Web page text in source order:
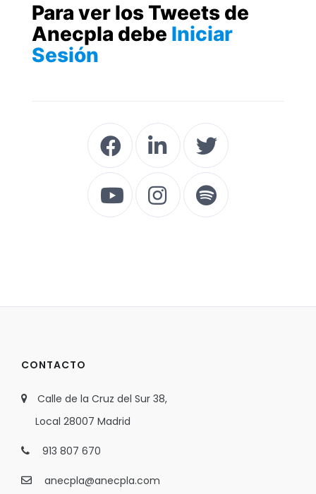
Para ver los Tweets de
Anecpla debe Iniciar
Sesión
CONTACTO
Calle de la Cruz del Sur 38,
Local 28007 Madrid
913 807 670
anecpla@anecpla.com